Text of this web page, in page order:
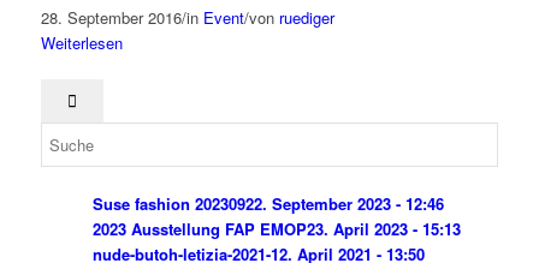
28. September 2016/in Event/von ruediger
Weiterlesen
Suse fashion 20230922. September 2023 - 12:46
2023 Ausstellung FAP EMOP23. April 2023 - 15:13
nude-butoh-letizia-2021-12. April 2021 - 13:50